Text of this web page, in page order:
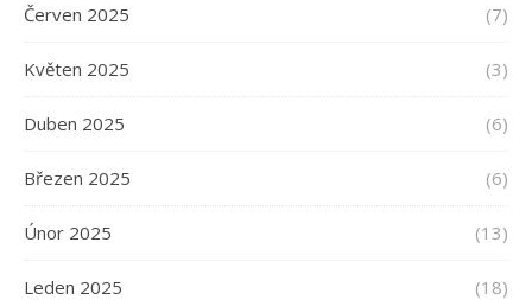
Červen 2025 (7)
Květen 2025 (3)
Duben 2025 (6)
Březen 2025 (6)
Únor 2025 (13)
Leden 2025 (18)